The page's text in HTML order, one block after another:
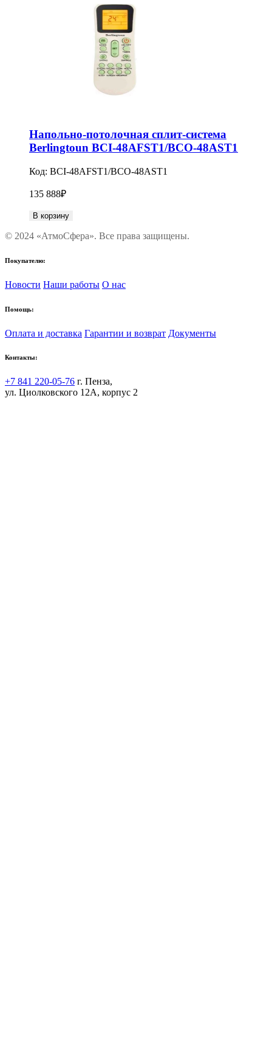
Напольно-потолочная сплит-система
Berlingtoun BCI-48AFST1/BCO-48AST1
Код: BCI-48AFST1/BCO-48AST1
135 888₽
В корзину
© 2024 «АтмоСфера». Все права защищены.
Покупателю:
Новости Наши работы О нас
Помощь:
Оплата и доставка Гарантии и возврат Документы
Контакты:
+7 841 220-05-76 г. Пенза,
ул. Циолковского 12А, корпус 2